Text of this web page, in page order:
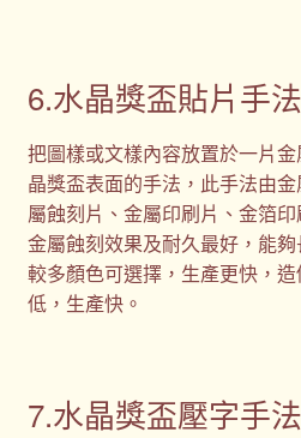
6.水晶獎盃貼片手法
把圖樣或文樣內容放置於一片
晶獎盃表面的手法，此手法由
屬蝕刻片、金屬印刷片、金箔
金屬蝕刻效果及耐久最好，能
較多顏色可選擇，生產更快，
低，生產快。
7.水晶獎盃壓字手法